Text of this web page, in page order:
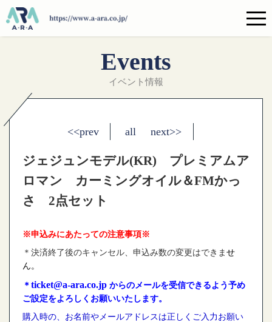
Events
イベント情報
<<prev all next>>
ジェジュンモデル(KR) プレミアムア
ロマン カーミングオイル＆FMかっ
さ 2点セット
※申込みにあたっての注意事項※
＊決済終了後のキャンセル、申込み数の変更はできま せ
ん。
＊ ticket@a-ara.co.jp からのメールを受信できるよう予め
ご設定をよろしくお願いいたします。
購入時の、お名前やメールアドレスは正しくご入力お願い